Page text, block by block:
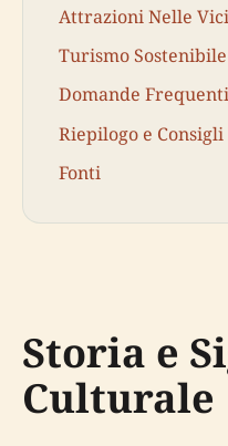
Attrazioni Nelle
Turismo
Domande
Riepilogo e
Fonti
Storia e
Culturale